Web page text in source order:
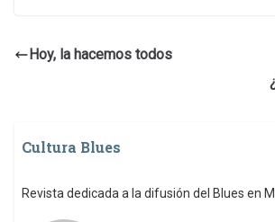
Hoy, la hacemos todos
Cultura Blues
Revista dedicada a la difusión del Blues en